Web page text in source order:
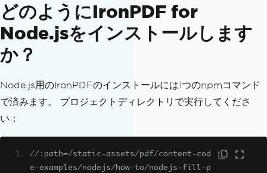
どのようにIronPDF for
Node.jsをインストールします
か？
Node.js用のIronPDFのインストールには1つのnpmコマンド
で済みます。 プロジェクトディレクトリで実行してくださ
い：
//:path=/static-assets/pdf/content-cod
e-examples/nodejs/how-to/nodejs-fill-p